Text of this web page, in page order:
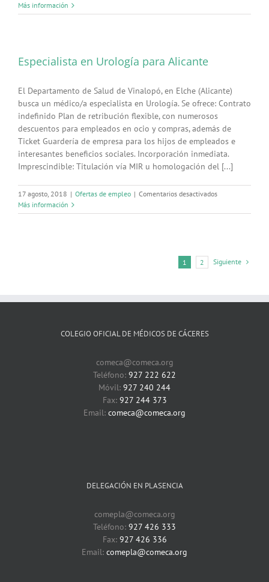
Constitucional
colegiación
de
es
obligatoria
Más información
Especialista en Urología para Alicante
El Departamento de Salud de Vinalopó, en Elche (Alicante)
busca un médico/a especialista en Urología. Se ofrece: Contrato
indefinido Plan de retribución flexible, con numerosos
descuentos para empleados en ocio y compras, además de
Ticket Guardería de empresa para los hijos de empleados e
interesantes beneficios sociales. Incorporación inmediata.
Imprescindible: Titulación vía MIR u homologación del [...]
17 agosto, 2018 | Ofertas de empleo | Comentarios desactivadosen
en
Más información
1 2 Siguiente
COLEGIO OFICIAL DE MÉDICOS DE CÁCERES
comeca@comeca.org
Teléfono: 927 222 622
Móvil: 927 240 244
Fax: 927 244 373
Email: comeca@comeca.org
DELEGACIÓN EN PLASENCIA
comepla@comeca.org
Teléfono: 927 426 333
Fax: 927 426 336
Email: comepla@comeca.org